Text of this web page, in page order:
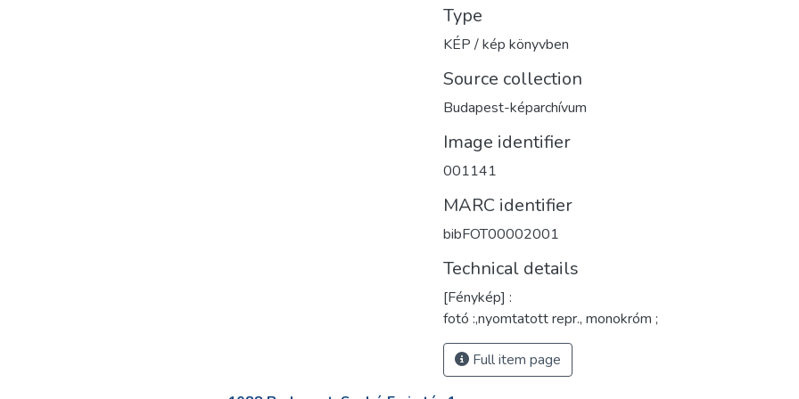
Type
KÉP / kép könyvben
Source collection
Budapest-képarchívum
Image identifier
001141
MARC identifier
bibFOT00002001
Technical details
[Fénykép] :
fotó :,nyomtatott repr., monokróm ;
Full item page